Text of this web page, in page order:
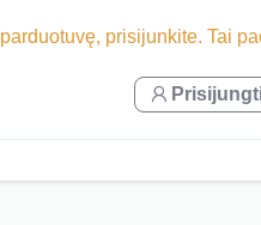
prisijunkite. Tai